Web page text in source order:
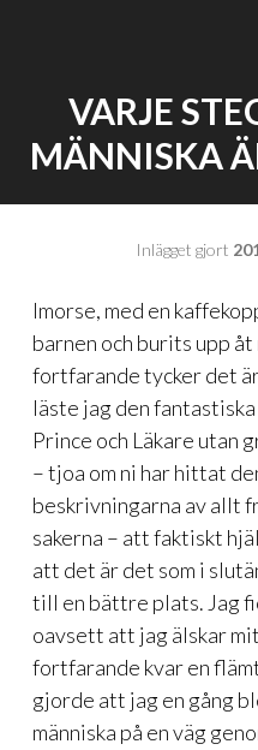
VARJE
MÄNNISKA
Inlägget gjort
Imorse, med en
barnen och burits upp
fortfarande tycker det
läste jag den
Prince och Läkare utan
– tjoa om ni har hittat
beskrivningarna av allt
sakerna – att faktiskt
att det är det som i
till en bättre plats. Jag
oavsett att jag älskar
fortfarande kvar en
gjorde att jag en gång
människa på en väg